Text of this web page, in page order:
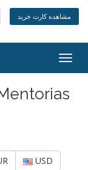
مشاهده کارت خرید
USD